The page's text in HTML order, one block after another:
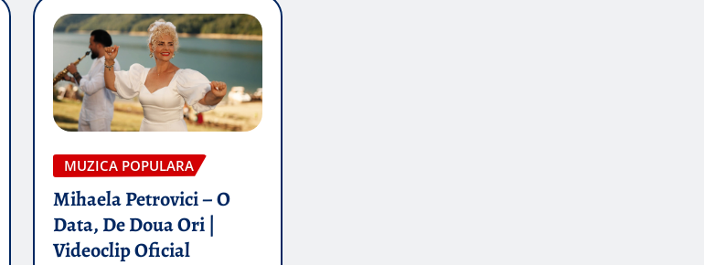
MUZICA POPULARA
Mihaela Petrovici – O
Data, De Doua Ori |
Videoclip Oficial